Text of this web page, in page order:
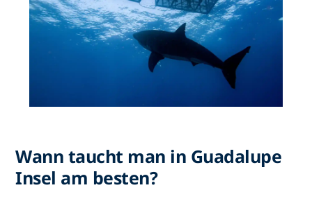
Wann taucht man in Guadalupe
Insel am besten?